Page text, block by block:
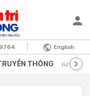
English
THÔNG KHOA